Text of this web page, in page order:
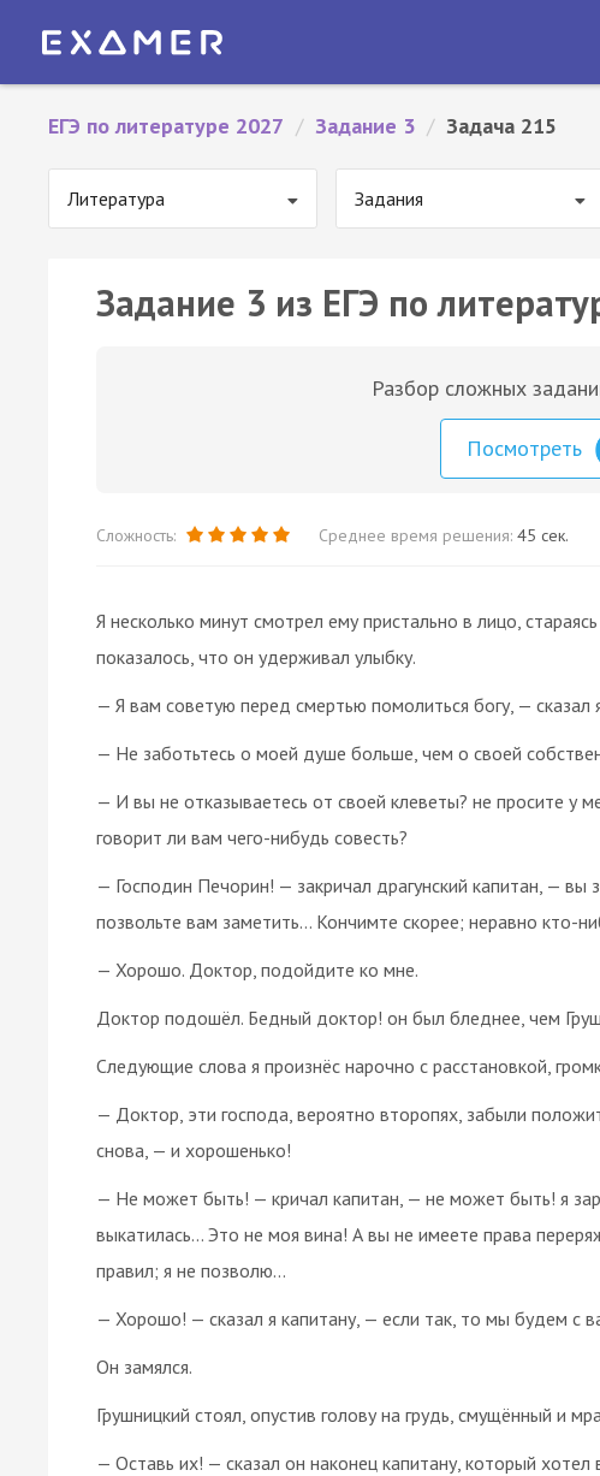
ЕГЭ по литературе 2027 / Задание 3 / Задача 215
Литература Задания
Задание 3 из ЕГЭ по
Разбор сложных
Посмотреть
Сложность: Среднее время решения: 45 сек.
Я несколько минут смотрел ему пристально в лицо,
показалось, что он удерживал улыбку.
— Я вам советую перед смертью помолиться богу, — сказал
— Не заботьтесь о моей душе больше, чем о своей
— И вы не отказываетесь от своей клеветы? не просите у
говорит ли вам чего-нибудь совесть?
— Господин Печорин! — закричал драгунский капитан, — вы
позвольте вам заметить… Кончимте скорее; неравно кто-
— Хорошо. Доктор, подойдите ко мне.
Доктор подошёл. Бедный доктор! он был бледнее, чем
Следующие слова я произнёс нарочно с расстановкой,
— Доктор, эти господа, вероятно второпях, забыли
снова, — и хорошенько!
— Не может быть! — кричал капитан, — не может быть! я
выкатилась… Это не моя вина! А вы не имеете права
правил; я не позволю…
— Хорошо! — сказал я капитану, — если так, то мы будем с
Он замялся.
Грушницкий стоял, опустив голову на грудь, смущённый и
— Оставь их! — сказал он наконец капитану, который